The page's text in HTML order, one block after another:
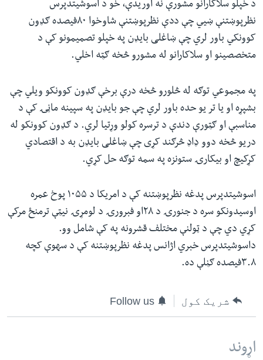
د خپلو سلاکارانو مشورې نه اوریدې، خو د اسوشیتدپرس
نظرپوښتنې ښیي چې ددې نظرپوښتنې شاوخوا ۸۰فیصده ګډون
کوونکي باور لري چې ښاغلی بایډن په خپلو تصمیمونو کې د
متخصصینو او سلاکارانو له مشورو څخه ګټه اخلي.
په مجموعي توګه له څلورو څخه درې برخې ګډون کوونکو ویلي چې
بشپړه او یا تر یو حده باور لري چې جو بایډن په سپینه ماڼۍ کې د
مناسبې او ګټورې دندې د ترسره کولو وړتیا لري. د ګډون کوونکو له
دریو څخه دوو ډاډ څرګند کړی چې ښاغلی بایډن به د اقتصادي
کړکیچ او بیکارۍ ستونزه په سمه توګه حل کړي.
اسوشیتدپرس پدغه نظرپوښتنه کې د امریکا د ۱۰۵۵ پوخ عمره
اوسیدونکو سره د جنورۍ د ۲۸او فبرورۍ د لومړۍ نیټې ترمنځ مرکې
کړي دي چې د ټولنې مختلف قشرونه په کې شامل وو.
داسوشیتدپرس خبري اژانس پدغه نظرپوښتنه کې د سهوې کچه
۳.۸فیصده ګڼلې ده.
شریک کول Follow us
اړوند